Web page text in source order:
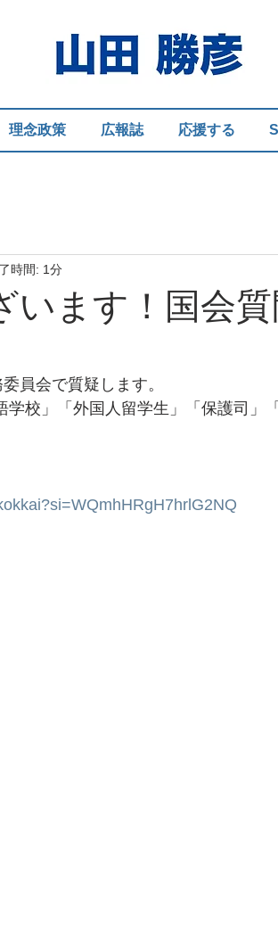
理念政策 広報誌 応援する
います！国会
時間: 1分
員会で質疑します。
校」「外国人留学生」「保護司」